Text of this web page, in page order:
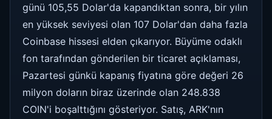
günü 105,55 Dolar'da kapandıktan sonra, bir yılın
en yüksek seviyesi olan 107 Dolar'dan daha fazla
Coinbase hissesi elden çıkarıyor. Büyüme odaklı
fon tarafından gönderilen bir ticaret açıklaması,
Pazartesi günkü kapanış fiyatına göre değeri 26
milyon doların biraz üzerinde olan 248.838
COIN'i boşalttığını gösteriyor. Satış, ARK'nın